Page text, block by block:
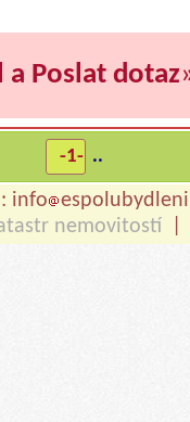
a Poslat dotaz
-1- ..
info
nemovitostí